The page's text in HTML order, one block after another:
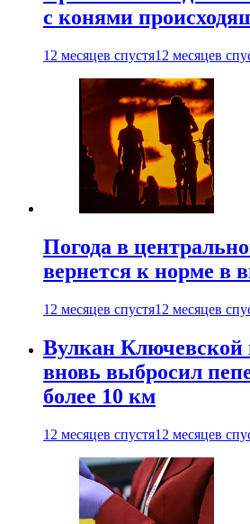
с конями
12 месяцев спустя12 месяцев
Погода в
вернется к норме в
12 месяцев спустя12 месяцев
Вулкан Ключевской
вновь выбросил
более 10 км
12 месяцев спустя12 месяцев